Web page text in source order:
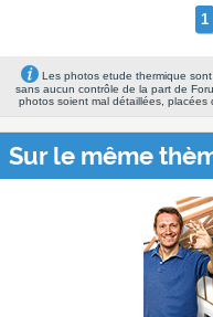
1
Les photos etude thermique sont
sans aucun contrôle de la part de
photos soient mal détaillées, placées
Sur le même